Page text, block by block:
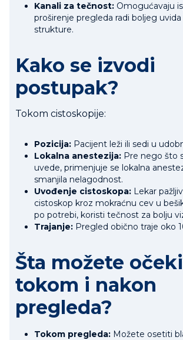
Kanali za tečnost: Omogućavaju
proširenje pregleda radi boljeg
strukture.
Kako se izvodi
postupak?
Tokom cistoskopije:
Pozicija: Pacijent leži ili sedi u
Lokalna anestezija: Pre nego što
uvede, primenjuje se lokalna
smanjila nelagodnost.
Uvođenje cistoskopa: Lekar
cistoskop kroz mokraćnu cev u
po potrebi, koristi tečnost za bolju
Trajanje: Pregled obično traje oko
Šta možete
tokom i nakon
pregleda?
Tokom pregleda: Možete osetiti